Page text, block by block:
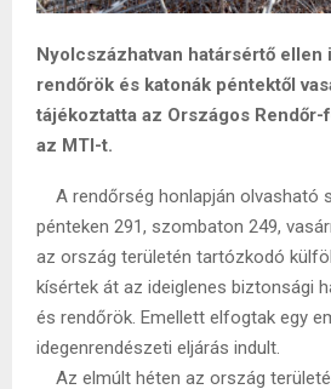
Nyolcszázhatvan határsértő ellen
rendőrök és katonák péntektől
tájékoztatta az Országos
az MTI-t.
A rendőrség honlapján olvasható
pénteken 291, szombaton 249,
az ország területén tartózkodó
kísértek át az ideiglenes biztonsági
és rendőrök. Emellett elfogtak egy
idegenrendészeti eljárás indult.
Az elmúlt héten az ország